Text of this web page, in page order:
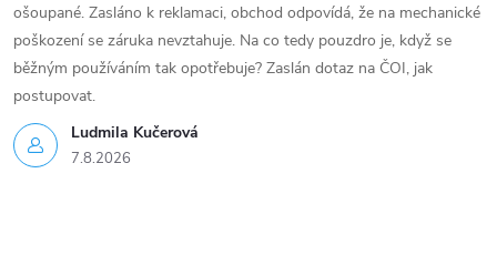
Ludmila Kučerová
7.8.2026
ošoupané. Zasláno k reklamaci, obchod odpovídá, že na mechanické
poškození se záruka nevztahuje. Na co tedy pouzdro je, když se
běžným používáním tak opotřebuje? Zaslán dotaz na ČOI, jak
postupovat.